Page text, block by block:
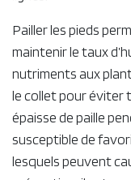
Gestion de
Étant donné que
concurrence avec
est important de
lignes.